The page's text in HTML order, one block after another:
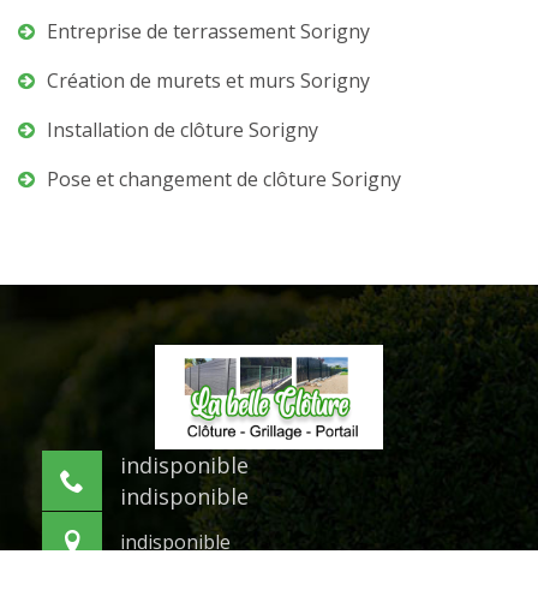
Entreprise de terrassement Sorigny
Création de murets et murs Sorigny
Installation de clôture Sorigny
Pose et changement de clôture Sorigny
indisponible
indisponible
indisponible